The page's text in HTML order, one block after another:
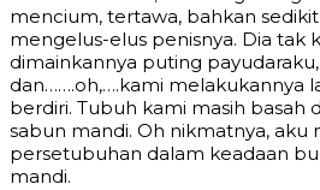
mencium, tertawa, bahkan
mengelus-elus penisnya. Dia tak
dimainkannya puting
dan…….oh,….kami melakukannya
berdiri. Tubuh kami masih basah
sabun mandi. Oh nikmatnya, aku
persetubuhan dalam keadaan
mandi.